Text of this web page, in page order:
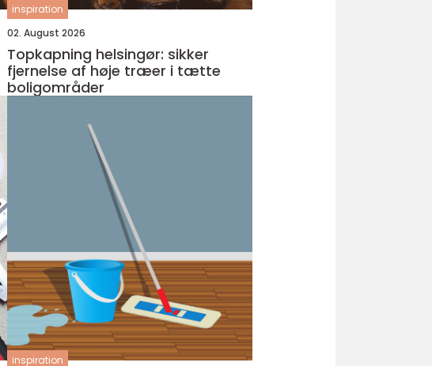
inspiration
02. August 2026
Topkapning helsingør: sikker
fjernelse af høje træer i tætte
boligområder
inspiration